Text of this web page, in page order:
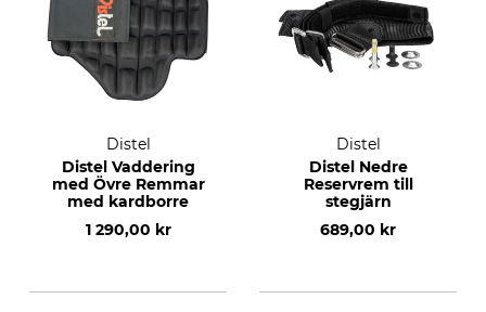
Distel
Distel Vaddering
med Övre Remmar
med kardborre
1 290,00 kr
Distel
Distel Nedre
Reservrem till
stegjärn
689,00 kr